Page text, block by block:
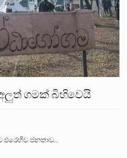
ගමක් බිහිවෙයි
එරෙහිව ජනතාව…